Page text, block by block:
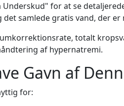
Underskud" for at se
samlede gratis vand, der er
totalt
af hypernatremi.
Gavn af
for: